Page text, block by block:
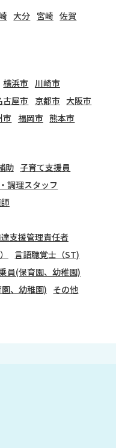
大分 宮崎 佐賀
横浜市
川崎市
古屋市 京都市 大阪市
市 福岡市 熊本市
助 子育て支援員
調理スタッフ
支援管理責任者
言語聴覚士（ST)
員(保育園、幼稚園)
、幼稚園) その他